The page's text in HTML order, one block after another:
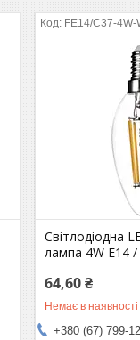
FE14/C37-4W-
Світлодіодна
лампа 4W E14 /
64,60 ₴
Немає в наявності
+380 (67) 799-